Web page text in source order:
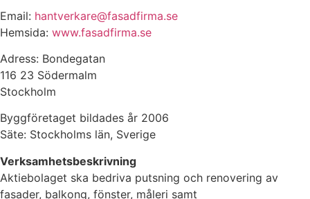
Email: hantverkare@fasadfirma.se
Hemsida: www.fasadfirma.se
Adress: Bondegatan
116 23 Södermalm
Stockholm
Byggföretaget bildades år 2006
Säte: Stockholms län, Sverige
Verksamhetsbeskrivning
Aktiebolaget ska bedriva putsning och renovering av
fasader, balkong, fönster, måleri samt